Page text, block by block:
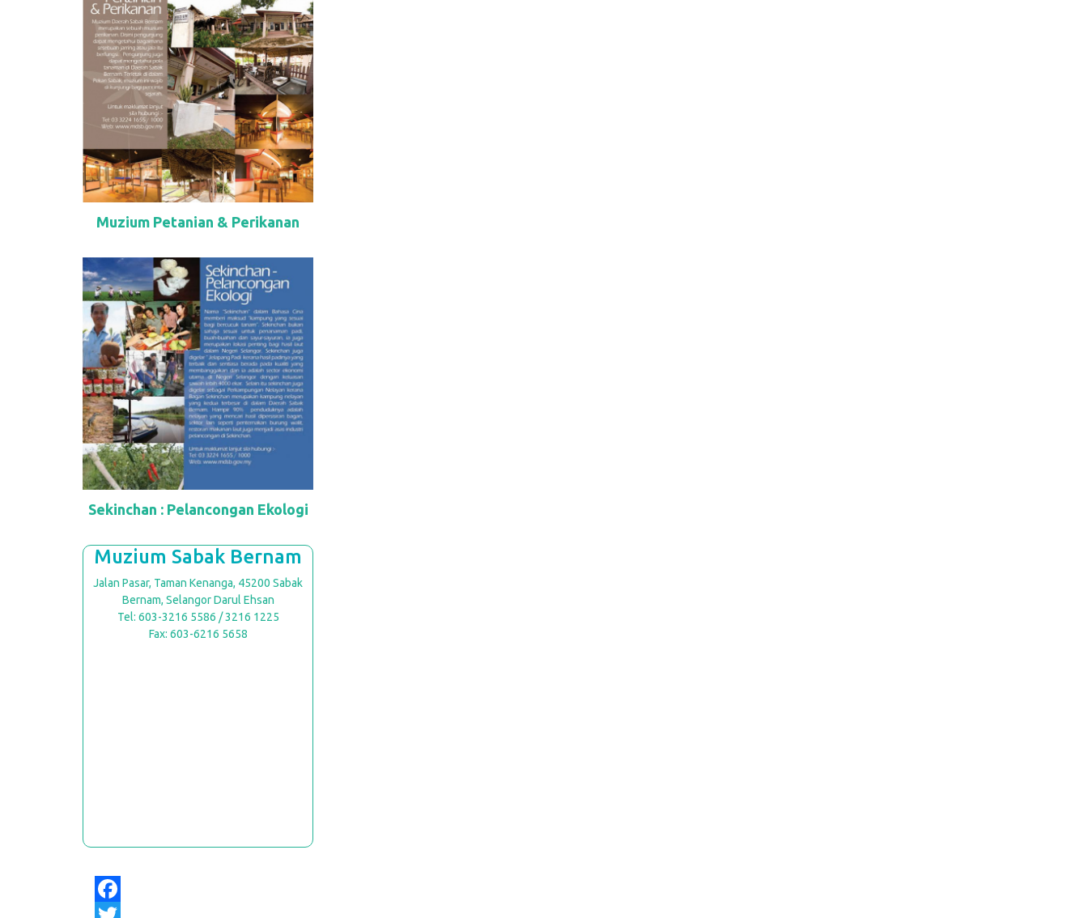
Muzium Petanian & Perikanan
Sekinchan : Pelancongan Ekologi
Muzium Sabak Bernam
Jalan Pasar, Taman Kenanga, 45200 Sabak
Bernam, Selangor Darul Ehsan
Tel: 603-3216 5586 / 3216 1225
Fax: 603-6216 5658
Facebook